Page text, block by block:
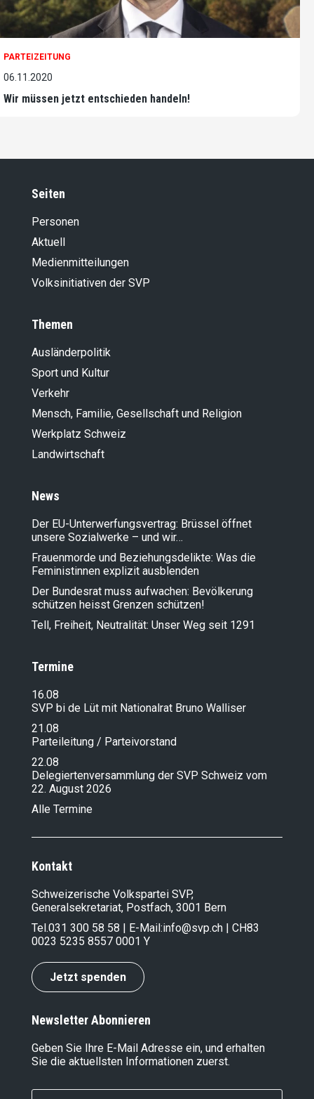
PARTEIZEITUNG
06.11.2020
Wir müssen jetzt entschieden handeln!
Seiten
Personen
Aktuell
Medienmitteilungen
Volksinitiativen der SVP
Themen
Ausländer­politik
Sport und Kultur
Verkehr
Mensch, Familie, Gesellschaft und Religion
Werkplatz Schweiz
Landwirt­schaft
News
Der EU-Unterwerfungsvertrag: Brüssel öffnet
unsere Sozialwerke – und wir…
Frauenmorde und Beziehungsdelikte: Was die
Feministinnen explizit ausblenden
Der Bundesrat muss aufwachen: Bevölkerung
schützen heisst Grenzen schützen!
Tell, Freiheit, Neutralität: Unser Weg seit 1291
Termine
16.08
SVP bi de Lüt mit Nationalrat Bruno Walliser
21.08
Parteileitung / Parteivorstand
22.08
Delegiertenversammlung der SVP Schweiz vom
22. August 2026
Alle Termine
Kontakt
Schweizerische Volkspartei SVP,
Generalsekretariat, Postfach, 3001 Bern
Tel.031 300 58 58 | E-Mail:info@svp.ch | CH83
0023 5235 8557 0001 Y
Jetzt spenden
Newsletter Abonnieren
Geben Sie Ihre E-Mail Adresse ein, und erhalten
Sie die aktuellsten Informationen zuerst.